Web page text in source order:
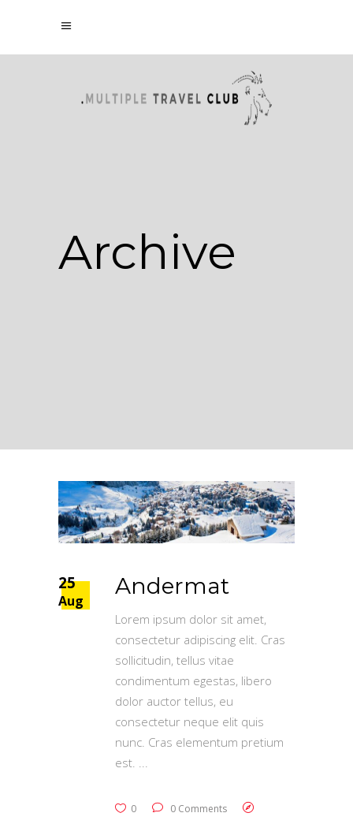
Archive
25
Aug
Andermat
Lorem ipsum dolor sit amet,
consectetur adipiscing elit. Cras
sollicitudin, tellus vitae
condimentum egestas, libero
dolor auctor tellus, eu
consectetur neque elit quis
nunc. Cras elementum pretium
est.
0 0 Comments